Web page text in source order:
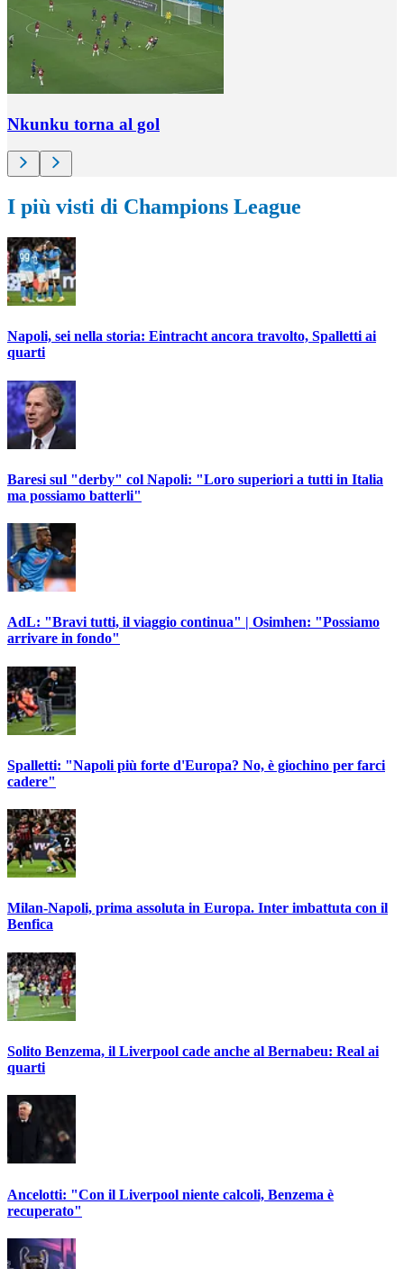
Nkunku torna al gol
I più visti di Champions League
Napoli, sei nella storia: Eintracht ancora travolto, Spalletti ai
quarti
Baresi sul "derby" col Napoli: "Loro superiori a tutti in Italia
ma possiamo batterli"
AdL: "Bravi tutti, il viaggio continua" | Osimhen: "Possiamo
arrivare in fondo"
Spalletti: "Napoli più forte d'Europa? No, è giochino per farci
cadere"
Milan-Napoli, prima assoluta in Europa. Inter imbattuta con il
Benfica
Solito Benzema, il Liverpool cade anche al Bernabeu: Real ai
quarti
Ancelotti: "Con il Liverpool niente calcoli, Benzema è
recuperato"